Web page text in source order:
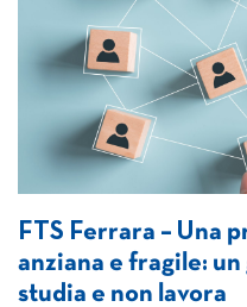
FTS Ferrara – Una
anziana e fragile: un
studia e non lavora